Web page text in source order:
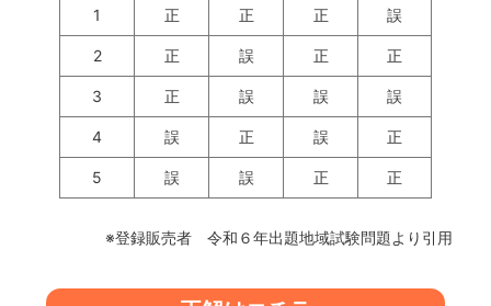
1 正 正 正 誤
2 正 誤 正 正
3 正 誤 誤 誤
4 誤 正 誤 正
5 誤 誤 正 正
※登録販売者 令和６年出題地域試験問題より引用